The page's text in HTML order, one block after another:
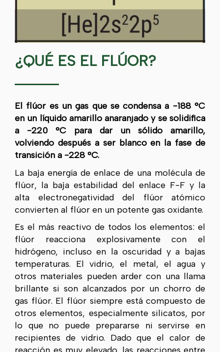
¿QUÉ ES EL FLÚOR?
El flúor es un gas que se condensa a -188 °C
en un líquido amarillo anaranjado y se solidifica
a -220 °C para dar un sólido amarillo,
volviendo después a ser blanco en la fase de
transición a -228 °C.
La baja energía de enlace de una molécula de
flúor, la baja estabilidad del enlace F-F y la
alta electronegatividad del flúor atómico
convierten al flúor en un potente gas oxidante.
Es el más reactivo de todos los elementos: el
flúor reacciona explosivamente con el
hidrógeno, incluso en la oscuridad y a bajas
temperaturas. El vidrio, el metal, el agua y
otros materiales pueden arder con una llama
brillante si son alcanzados por un chorro de
gas flúor. El flúor siempre está compuesto de
otros elementos, especialmente silicatos, por
lo que no puede prepararse ni servirse en
recipientes de vidrio. Dado que el calor de